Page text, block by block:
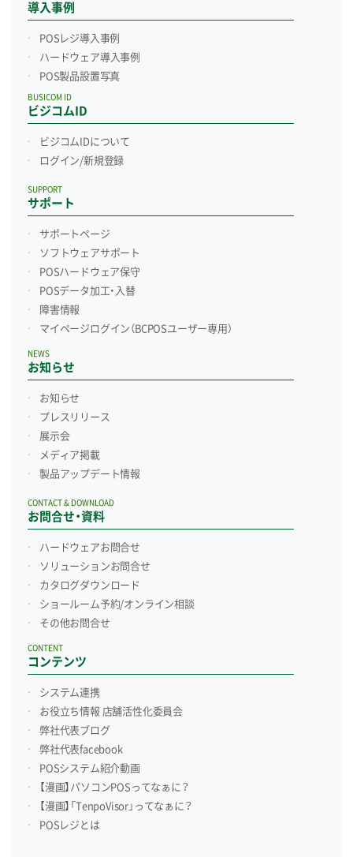
導入事例
POSレジ導入事例
ハードウェア導入事例
POS製品設置写真
ビジコムID
BUSICOM ID
ビジコムIDについて
ログイン/新規登録
サポート
SUPPORT
サポートページ
ソフトウェアサポート
POSハードウェア保守
POSデータ加工・入替
障害情報
マイページログイン （BCPOSユーザー専用）
お知らせ
NEWS
お知らせ
プレスリリース
展示会
メディア掲載
製品アップデート情報
お問合せ・資料
CONTACT & DOWNLOAD
ハードウェアお問合せ
ソリューションお問合せ
カタログダウンロード
ショールーム予約/オンライン相談
その他お問合せ
コンテンツ
CONTENT
システム連携
お役立ち情報 店舗活性化委員会
弊社代表ブログ
弊社代表facebook
POSシステム紹介動画
【漫画】パソコンPOSってなぁに？
【漫画】「TenpoVisor」ってなぁに？
POSレジとは